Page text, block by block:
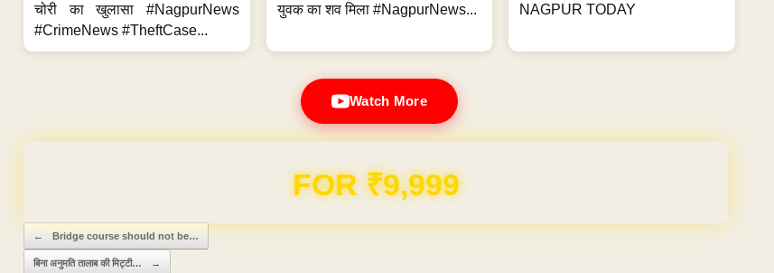
चोरी का खुलासा #NagpurNews
#CrimeNews #TheftCase...
युवक का शव मिला #NagpurNews...
NAGPUR TODAY
Watch More
Domain & Hosting FREE for 1 Year
Post navigation
← Bridge course should not be…
बिना अनुमति तालाब की मिट्टी… →